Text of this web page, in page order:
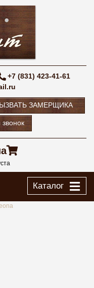
+7 (831) 423-41-61
ЗАМЕРЩИКА
Каталог